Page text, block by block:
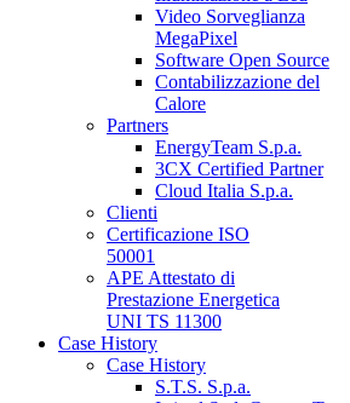
Video Sorveglianza
MegaPixel
Software Open Source
Contabilizzazione del
Calore
Partners
EnergyTeam S.p.a.
3CX Certified Partner
Cloud Italia S.p.a.
Clienti
Certificazione ISO
50001
APE Attestato di
Prestazione Energetica
UNI TS 11300
Case History
Case History
S.T.S. S.p.a.